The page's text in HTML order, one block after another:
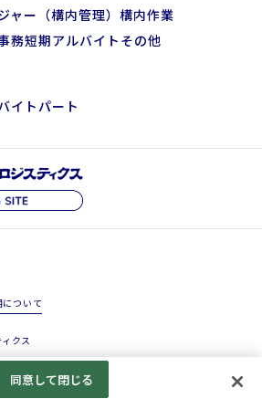
ついて
クス
ャー（構内管理）構内作業
務短期アルバイト その他
イトパート
同意して閉じる